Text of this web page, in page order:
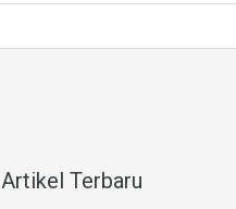
Artikel Terbaru